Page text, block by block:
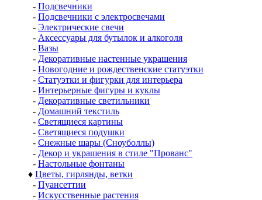
- Подсвечники
- Подсвечники с электросвечами
- Электрические свечи
- Аксессуары для бутылок и алкоголя
- Вазы
- Декоративные настенные украшения
- Новогодние и рождественские статуэтки
- Статуэтки и фигурки для интерьера
- Интерьерные фигуры и куклы
- Декоративные светильники
- Домашний текстиль
- Светящиеся картины
- Светящиеся подушки
- Снежные шары (Сноуболлы)
- Декор и украшения в стиле "Прованс"
- Настольные фонтаны
♦ Цветы, гирлянды, ветки
- Пуансеттии
- Искусственные растения